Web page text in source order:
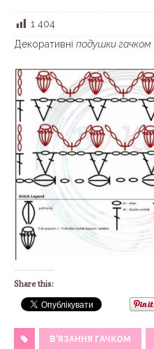
1 404
Декоративні подушки гачком
Share this:
В'ЯЗАННЯ ГАЧКОМ